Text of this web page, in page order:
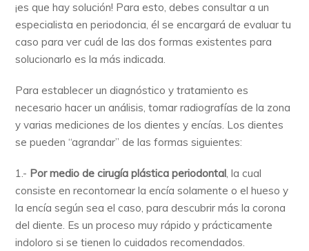
¡es que hay solución! Para esto, debes consultar a un
especialista en periodoncia, él se encargará de evaluar tu
caso para ver cuál de las dos formas existentes para
solucionarlo es la más indicada.
Para establecer un diagnóstico y tratamiento es
necesario hacer un análisis, tomar radiografías de la zona
y varias mediciones de los dientes y encías. Los dientes
se pueden “agrandar” de las formas siguientes:
1.- Por medio de cirugía plástica periodontal, la cual
consiste en recontornear la encía solamente o el hueso y
la encía según sea el caso, para descubrir más la corona
del diente. Es un proceso muy rápido y prácticamente
indoloro si se tienen lo cuidados recomendados.